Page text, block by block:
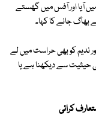
آیا اور آفس میں گھستے
جانے کا کہا۔
ندیم کو بھی حراست میں لے
حیثیت سے دیکھنا ہے یا
کرائی